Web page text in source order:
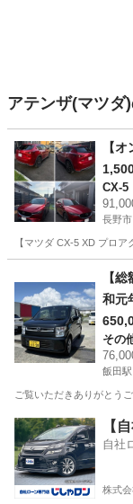
アテンザ(マツダ
【
CX-5
長野市
【マツダ CX-5 XD プロ
【
和元
その
飯田駅
ご覧いただきありがとう
長野 飯田市 飯
【
自社
株式